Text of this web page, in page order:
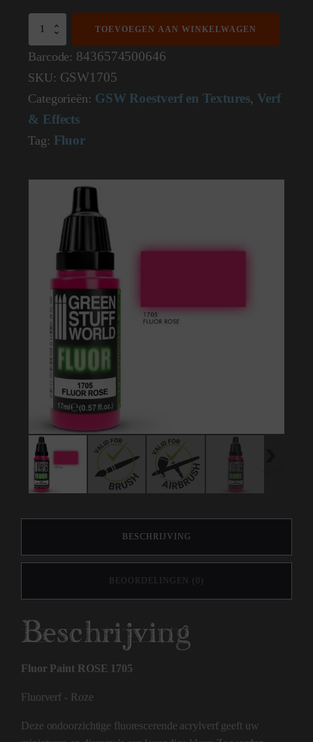
Fluor
ROSE
aantal
TOEVOEGEN AAN WINKELWAGEN
Barcode: 8436574500646
SKU: GSW1705
Categorieën: GSW Roestverf en Textures,Verf
& Effects
Tag: Fluor
BESCHRIJVING
BEOORDELINGEN (0)
Beschrijving
Fluor Paint ROSE 1705
Fluorverf - Roze
Deze ondoorzichtige fluorescerende acrylverf geeft uw